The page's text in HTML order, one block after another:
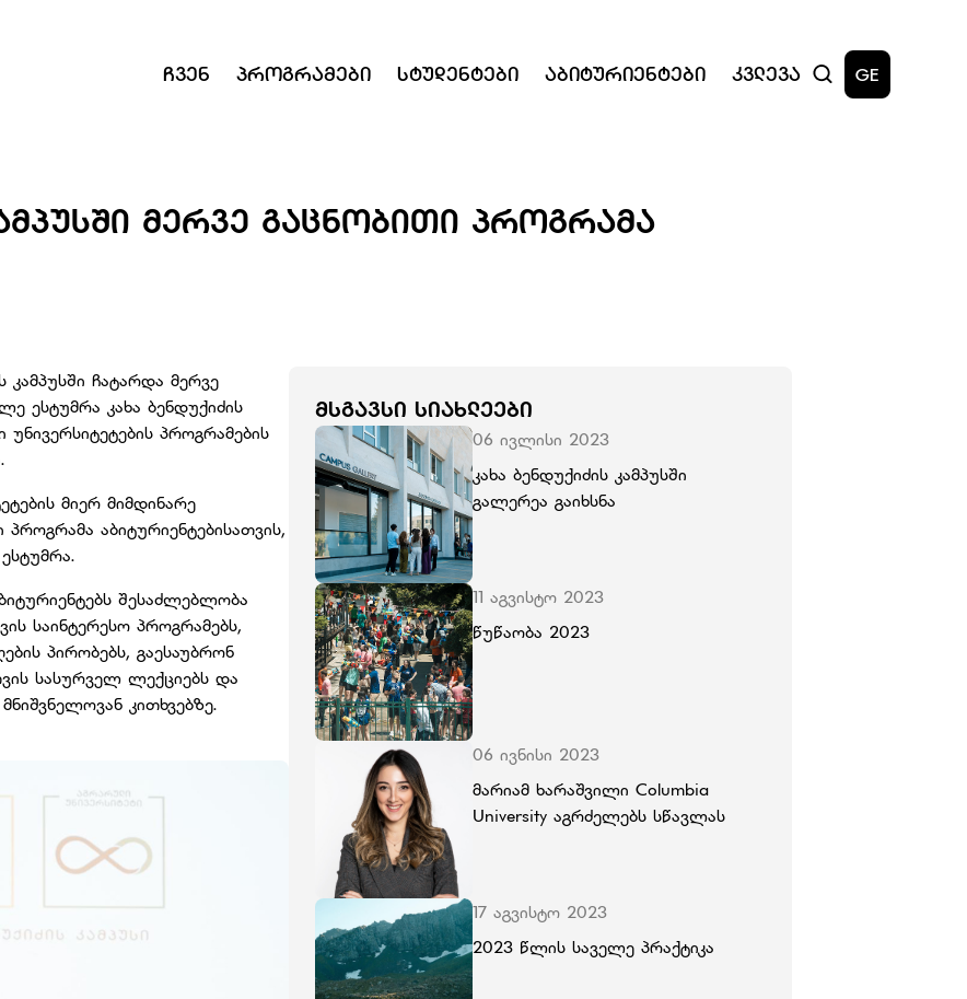
Ჩვენ Პროგრამები Სტუდენტები Აბიტურიენტები Კვლევა GE
ᲛᲔᲠᲕᲔ ᲒᲐᲪᲜᲝᲑᲘᲗᲘ ᲞᲠᲝᲒᲠᲐᲛᲐ
ჩატარდა მერვე
ესტუმრა კახა ბენდუქიძის
პროგრამების
მიერ მიმდინარე
აბიტურიენტებისათვის,
შესაძლებლობა
საინტერესო პროგრამებს,
პირობებს, გაესაუბრონ
სასურველ ლექციებს და
კითხვებზე.
ᲛᲡᲒᲐᲕᲡᲘ ᲡᲘᲐᲮᲚᲔᲔᲑᲘ
06 ივლისი 2023
კახა ბენდუქიძის კამპუსში
გალერეა გაიხსნა
11 აგვისტო 2023
წუწაობა 2023
06 ივნისი 2023
მარიამ ხარაშვილი Columbia
University აგრძელებს სწავლას
17 აგვისტო 2023
2023 წლის საველე პრაქტიკა